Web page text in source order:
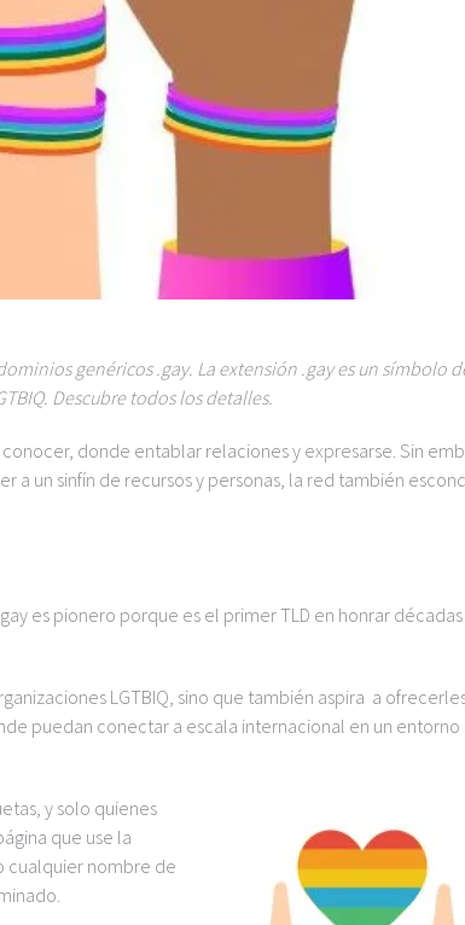
genéricos .gay. La extensión .gay es un símbolo
Descubre todos los detalles.
donde entablar relaciones y expresarse. Sin
a un sinfín de recursos y personas, la red también
es pionero porque es el primer TLD en honrar
LGTBIQ, sino que también aspira a
puedan conectar a escala internacional en un entorno
y solo quienes
que use la
cualquier nombre de